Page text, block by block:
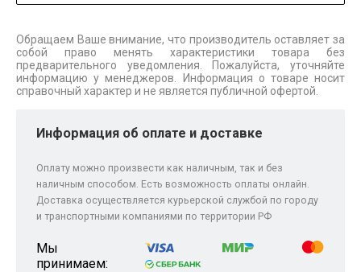
Обращаем Ваше внимание, что производитель оставляет за
собой право менять характеристики товара без
предварительного уведомления. Пожалуйста, уточняйте
информацию у менеджеров. Информация о товаре носит
справочный характер и не является публичной офертой.
Информация об оплате и доставке
Оплату можно произвести как наличным, так и без
наличным способом. Есть возможность оплаты онлайн.
Доставка осуществляется курьерской службой по городу
и транспортными компаниями по территории РФ
Мы
принимаем: